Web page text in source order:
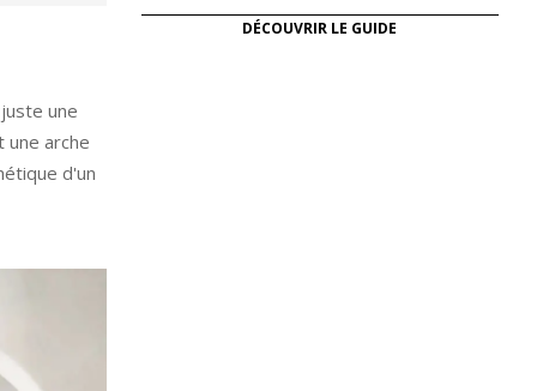
une
une arche
d'un
DÉCOUVRIR LE GUIDE